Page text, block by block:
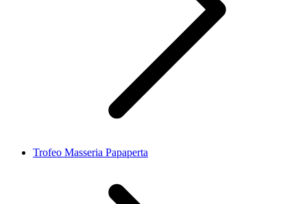
Trofeo Masseria Papaperta